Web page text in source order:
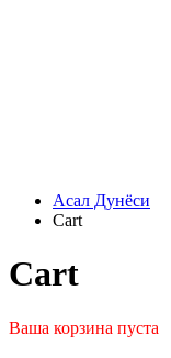
Асал Дунёси
Cart
Cart
Ваша корзина пуста